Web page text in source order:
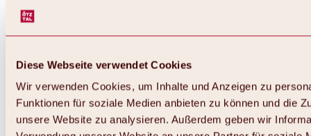
Diese Webseite verwendet Cookies
Wir verwenden Cookies, um Inhalte und Anzeigen zu
Funktionen für soziale Medien anbieten zu können und die
unsere Website zu analysieren. Außerdem geben wir